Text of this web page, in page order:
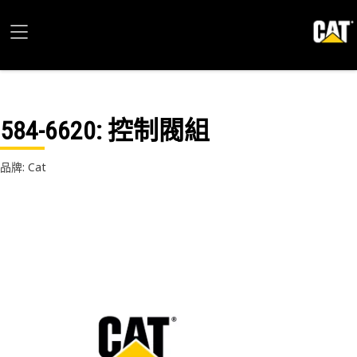
584-6620: 控制閥組
品牌: Cat